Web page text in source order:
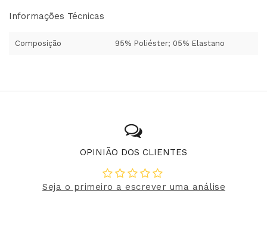
Informações Técnicas
Composição 95% Poliéster; 05% Elastano
OPINIÃO DOS CLIENTES
Seja o primeiro a escrever uma análise